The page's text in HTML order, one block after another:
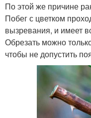
По этой же причине
Побег с цветком
вызревания, и имеет
Обрезать можно
чтобы не допустить